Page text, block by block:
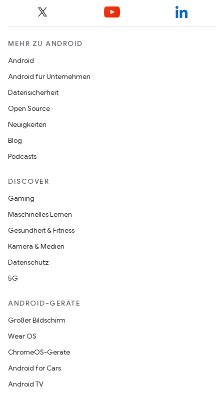
MEHR ZU ANDROID
Android
Android für Unternehmen
Datensicherheit
Open Source
Neuigkeiten
Blog
Podcasts
DISCOVER
Gaming
Maschinelles Lernen
Gesundheit & Fitness
Kamera & Medien
Datenschutz
5G
ANDROID-GERÄTE
Großer Bildschirm
Wear OS
ChromeOS-Geräte
Android for Cars
Android TV